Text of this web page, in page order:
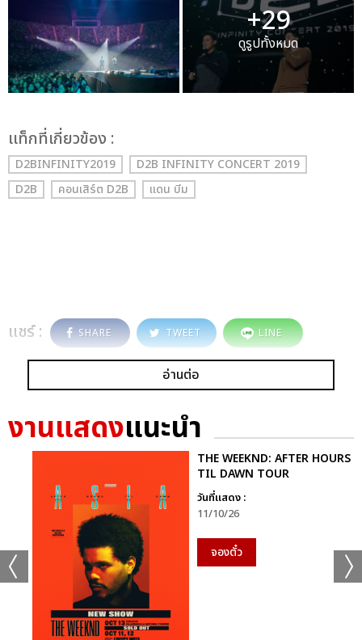
+29
ดูรูปทั้งหมด
เเท็กที่เกี่ยวข้อง :
D2BINFINITY2019
D2B INFINITY CONCERT 2019
D2B
คอนเสิร์ต D2B แดน บีม
แชร์ : SHARE TWEET LINE
อ่านต่อ
งานแสดงแนะนำ
THE WEEKND: AFTER HOURS
TIL DAWN TOUR
วันที่แสดง :
11/10/26
จองตั๋ว